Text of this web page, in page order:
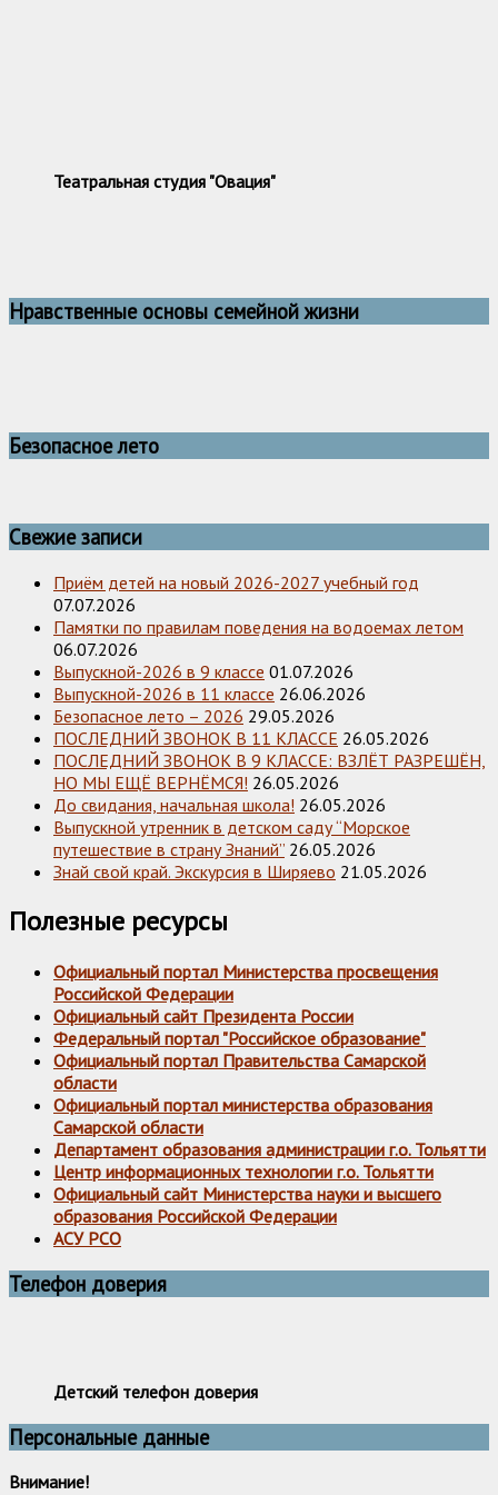
Театральная студия "Овация"
Нравственные основы семейной жизни
Безопасное лето
Свежие записи
Приём детей на новый 2026-2027 учебный год
07.07.2026
Памятки по правилам поведения на водоемах летом
06.07.2026
Выпускной-2026 в 9 классе 01.07.2026
Выпускной-2026 в 11 классе 26.06.2026
Безопасное лето – 2026 29.05.2026
ПОСЛЕДНИЙ ЗВОНОК В 11 КЛАССЕ 26.05.2026
ПОСЛЕДНИЙ ЗВОНОК В 9 КЛАССЕ: ВЗЛЁТ РАЗРЕШЁН,
НО МЫ ЕЩЁ ВЕРНЁМСЯ! 26.05.2026
До свидания, начальная школа! 26.05.2026
Выпускной утренник в детском саду “Морское
путешествие в страну Знаний” 26.05.2026
Знай свой край. Экскурсия в Ширяево 21.05.2026
Полезные ресурсы
Официальный портал Министерства просвещения
Российской Федерации
Официальный сайт Президента России
Федеральный портал "Российское образование"
Официальный портал Правительства Самарской
области
Официальный портал министерства образования
Самарской области
Департамент образования администрации г.о. Тольятти
Центр информационных технологии г.о. Тольятти
Официальный сайт Министерства науки и высшего
образования Российской Федерации
АСУ РСО
Телефон доверия
Детский телефон доверия
Персональные данные
Внимание!